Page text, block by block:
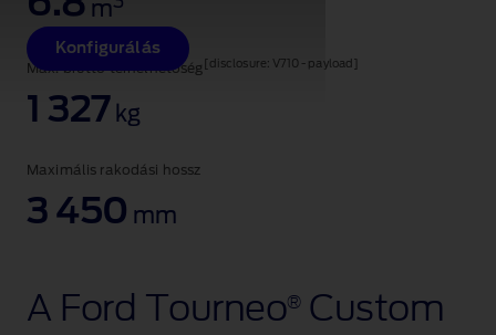
Konfigurálás
m
Max. bruttó terhelhetőség [disclosure: V710 - payload]
1 327 kg
Maximális rakodási hossz
3 450 mm
A Ford Tourneo®Custom